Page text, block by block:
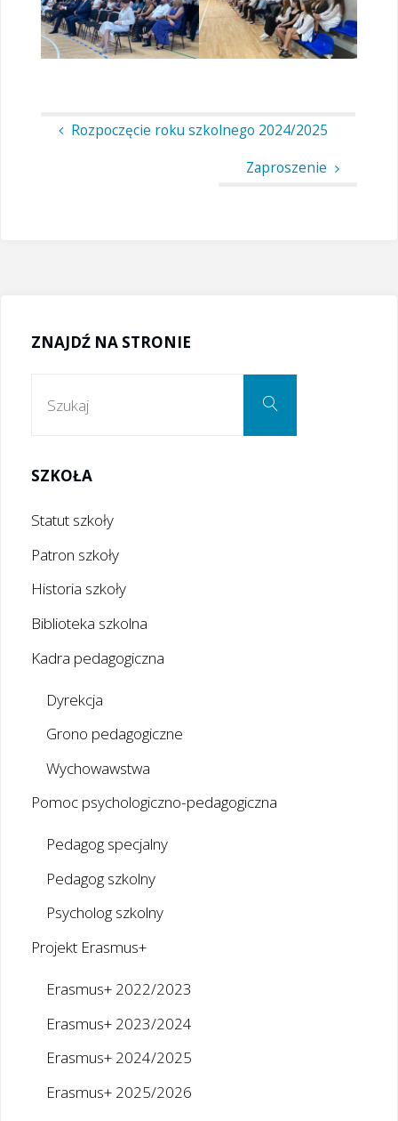
Rozpoczęcie roku szkolnego 2024/2025
Zaproszenie
ZNAJDŹ NA STRONIE
Szukaj
SZKOŁA
Statut szkoły
Patron szkoły
Historia szkoły
Biblioteka szkolna
Kadra pedagogiczna
Dyrekcja
Grono pedagogiczne
Wychowawstwa
Pomoc psychologiczno-pedagogiczna
Pedagog specjalny
Pedagog szkolny
Psycholog szkolny
Projekt Erasmus+
Erasmus+ 2022/2023
Erasmus+ 2023/2024
Erasmus+ 2024/2025
Erasmus+ 2025/2026